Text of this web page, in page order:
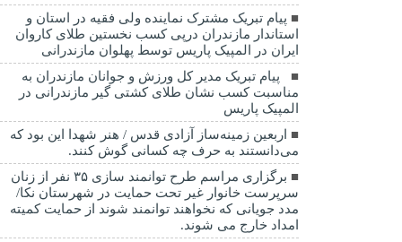
پیام تبریک مشترک نماینده ولی فقیه در استان و
استاندار مازندران درپی کسب نخستین طلای کاروان
ایران در المپیک پاریس توسط پهلوان مازندرانی
‍ ‍ پیام تبریک مدیر کل ورزش و جوانان مازندران به
مناسبت کسب نشان طلای کشتی گیر مازندرانی در
المپیک پاریس
اربعین زمینه‌ساز آزادی قدس / هنر شهدا این بود که
می‌دانستند به حرف چه کسانی گوش کنند.
برگزاری مراسم طرح توانمند سازی ۳۵ نفر از زنان
سرپرست خانوار غیر تحت حمایت در شهرستان نکا/
مدد جویانی که نخواهند توانمند شوند از حمایت کمیته
امداد خارج می شوند.